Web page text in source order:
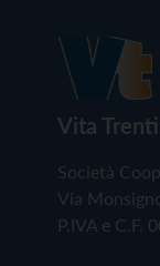
Vita
Società
Via
P.IVA e C.F.